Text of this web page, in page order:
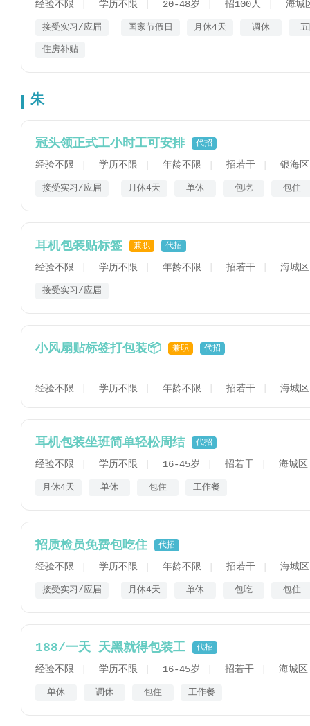
经验不限 学历不限 20-48岁 招100人 海城
接受实习/应届 国家节假日 月休4天 调休
住房补贴
朱
冠头领正式工小时工可安排 代招
经验不限 学历不限 年龄不限 招若干 银海
接受实习/应届 月休4天 单休 包吃 包住
耳机包装贴标签 兼职 代招
经验不限 学历不限 年龄不限 招若干 海城区
接受实习/应届
小风扇贴标签打包装📦 兼职 代招
经验不限 学历不限 年龄不限 招若干 海城区
耳机包装坐班简单轻松周结 代招
经验不限 学历不限 16-45岁 招若干 海城区
月休4天 单休 包住 工作餐
招质检员免费包吃住 代招
经验不限 学历不限 年龄不限 招若干 海城区
接受实习/应届 月休4天 单休 包吃 包住
188/一天 天黑就得包装工 代招
经验不限 学历不限 16-45岁 招若干 海城区
单休 调休 包住 工作餐